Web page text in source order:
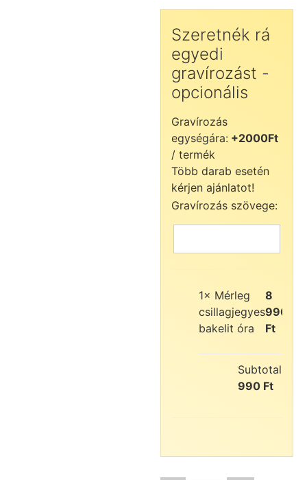
Szeretnék rá
egyedi
gravírozást -
opcionális
Gravírozás
egységára: +2000Ft
/ termék
Több darab esetén
kérjen ajánlatot!
Gravírozás szövege:
1× Mérleg
csillagjegyes
bakelit óra
8
990
Ft
Subtotal:
990 Ft